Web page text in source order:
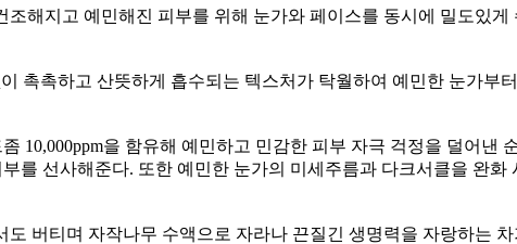
조해지고 예민해진 피부를 위해 눈가와 페이스를 동시에 밀도있
촉촉하고 산뜻하게 흡수되는 텍스처가 탁월하여 예민한 눈가부
10,000ppm을 함유해 예민하고 민감한 피부 자극 걱정을 덜어낸
를 선사해준다. 또한 예민한 눈가의 미세주름과 다크서클을 완화
버티며 자작나무 수액으로 자라나 끈질긴 생명력을 자랑하는